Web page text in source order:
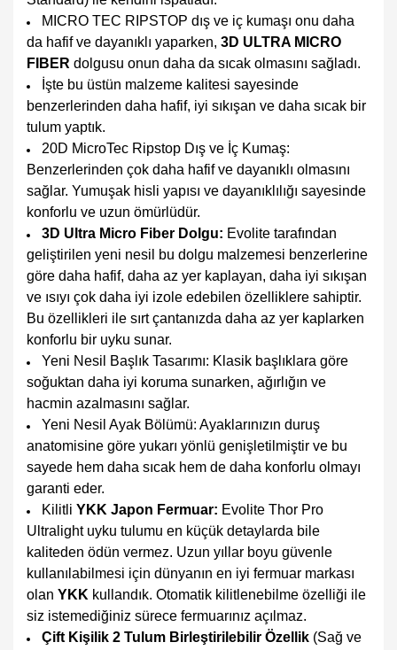
MICRO TEC RIPSTOP dış ve iç kumaşı onu daha
da hafif ve dayanıklı yaparken, 3D ULTRA MICRO
FIBER dolgusu onun daha da sıcak olmasını sağladı.
İşte bu üstün malzeme kalitesi sayesinde
benzerlerinden daha hafif, iyi sıkışan ve daha sıcak bir
tulum yaptık.
20D MicroTec Ripstop Dış ve İç Kumaş:
Benzerlerinden çok daha hafif ve dayanıklı olmasını
sağlar. Yumuşak hisli yapısı ve dayanıklılığı sayesinde
konforlu ve uzun ömürlüdür.
3D Ultra Micro Fiber Dolgu: Evolite tarafından
geliştirilen yeni nesil bu dolgu malzemesi benzerlerine
göre daha hafif, daha az yer kaplayan, daha iyi sıkışan
ve ısıyı çok daha iyi izole edebilen özelliklere sahiptir.
Bu özellikleri ile sırt çantanızda daha az yer kaplarken
konforlu bir uyku sunar.
Yeni Nesil Başlık Tasarımı: Klasik başlıklara göre
soğuktan daha iyi koruma sunarken, ağırlığın ve
hacmin azalmasını sağlar.
Yeni Nesil Ayak Bölümü: Ayaklarınızın duruş
anatomisine göre yukarı yönlü genişletilmiştir ve bu
sayede hem daha sıcak hem de daha konforlu olmayı
garanti eder.
Kilitli YKK Japon Fermuar: Evolite Thor Pro
Ultralight uyku tulumu en küçük detaylarda bile
kaliteden ödün vermez. Uzun yıllar boyu güvenle
kullanılabilmesi için dünyanın en iyi fermuar markası
olan YKK kullandık. Otomatik kilitlenebilme özelliği ile
siz istemediğiniz sürece fermuarınız açılmaz.
Çift Kişilik 2 Tulum Birleştirilebilir Özellik (Sağ ve